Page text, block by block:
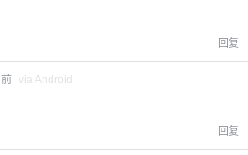
回复
via Android
回复